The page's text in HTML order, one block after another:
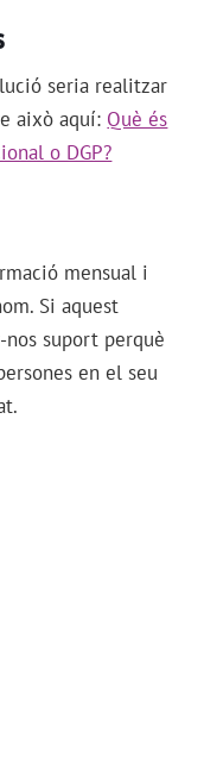
seria realitzar
això aquí: Què és
o DGP?
mensual i
Si aquest
suport perquè
en el seu